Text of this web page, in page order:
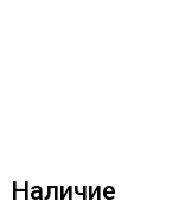
Наличие